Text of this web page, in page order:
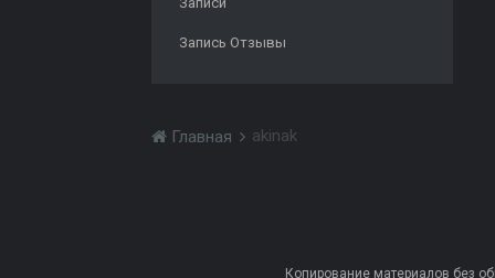
Запись Отзывы
Главная akinak
Копирование материалов без